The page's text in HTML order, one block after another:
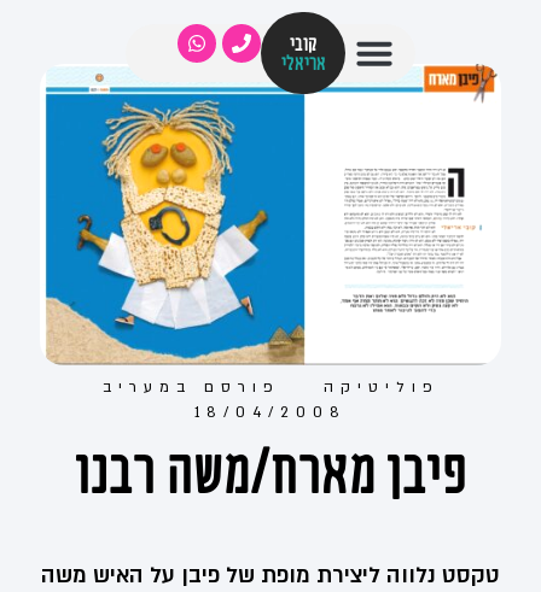
קובי
אריאלי
פוליטיקה פורסם ב מעריב
18/04/2008
פיבן מארח/משה רבנו
טקסט נלווה ליצירת מופת של פיבן על האיש משה